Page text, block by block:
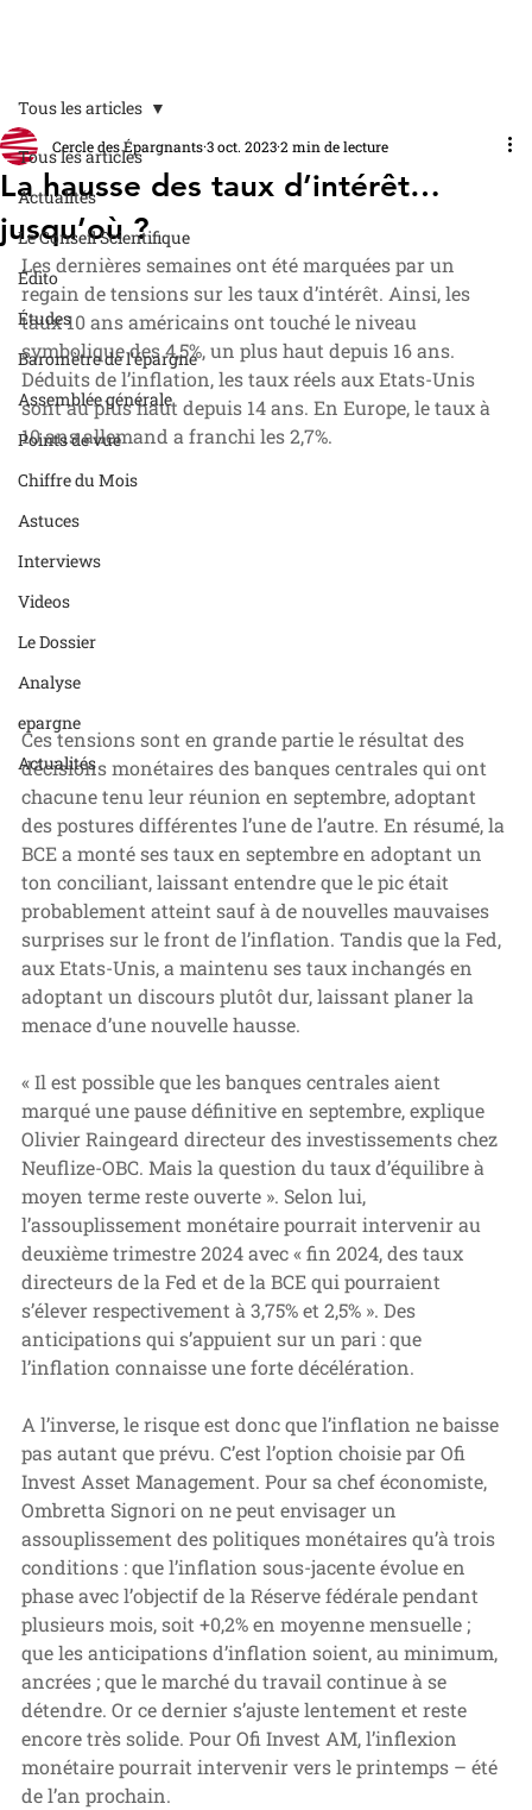
Tous les articles
Actualités
Le Conseil Scientifique
Édito
Études
Baromètre de l'épargne
Assemblée générale
Points de vue
Chiffre du Mois
Astuces
Interviews
Videos
Le Dossier
Analyse
epargne
Actualités
Tous les articles
La hausse des taux d’intérêt…
jusqu’où ?
Cercle des Épargnants3 oct. 20232 min de lecture
Les dernières semaines ont été marquées par un
regain de tensions sur les taux d’intérêt. Ainsi, les
taux 10 ans américains ont touché le niveau
symbolique des 4,5%, un plus haut depuis 16 ans.
Déduits de l’inflation, les taux réels aux Etats-Unis
sont au plus haut depuis 14 ans. En Europe, le taux à
10 ans allemand a franchi les 2,7%.
Ces tensions sont en grande partie le résultat des
décisions monétaires des banques centrales qui ont
chacune tenu leur réunion en septembre, adoptant
des postures différentes l’une de l’autre. En résumé, la
BCE a monté ses taux en septembre en adoptant un
ton conciliant, laissant entendre que le pic était
probablement atteint sauf à de nouvelles mauvaises
surprises sur le front de l’inflation. Tandis que la Fed,
aux Etats-Unis, a maintenu ses taux inchangés en
adoptant un discours plutôt dur, laissant planer la
menace d’une nouvelle hausse.
« Il est possible que les banques centrales aient
marqué une pause définitive en septembre, explique
Olivier Raingeard directeur des investissements chez
Neuflize-OBC. Mais la question du taux d’équilibre à
moyen terme reste ouverte ». Selon lui,
l’assouplissement monétaire pourrait intervenir au
deuxième trimestre 2024 avec « fin 2024, des taux
directeurs de la Fed et de la BCE qui pourraient
s’élever respectivement à 3,75% et 2,5% ». Des
anticipations qui s’appuient sur un pari : que
l’inflation connaisse une forte décélération.
A l’inverse, le risque est donc que l’inflation ne baisse
pas autant que prévu. C’est l’option choisie par Ofi
Invest Asset Management. Pour sa chef économiste,
Ombretta Signori on ne peut envisager un
assouplissement des politiques monétaires qu’à trois
conditions : que l’inflation sous-jacente évolue en
phase avec l’objectif de la Réserve fédérale pendant
plusieurs mois, soit +0,2% en moyenne mensuelle ;
que les anticipations d’inflation soient, au minimum,
ancrées ; que le marché du travail continue à se
détendre. Or ce dernier s’ajuste lentement et reste
encore très solide. Pour Ofi Invest AM, l’inflexion
monétaire pourrait intervenir vers le printemps – été
de l’an prochain.